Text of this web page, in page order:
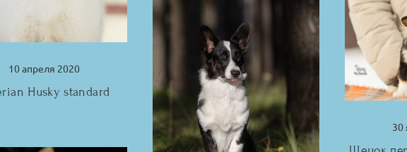
10 апреля 2020
Husky standard
30